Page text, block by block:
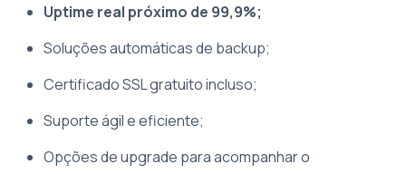
Uptime real próximo de 99,9%;
Soluções automáticas de backup;
Certificado SSL gratuito incluso;
Suporte ágil e eficiente;
Opções de upgrade para acompanhar o